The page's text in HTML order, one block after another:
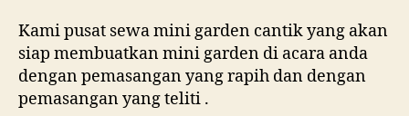
Kami pusat sewa mini garden cantik yang akan
siap membuatkan mini garden di acara anda
dengan pemasangan yang rapih dan dengan
pemasangan yang teliti .